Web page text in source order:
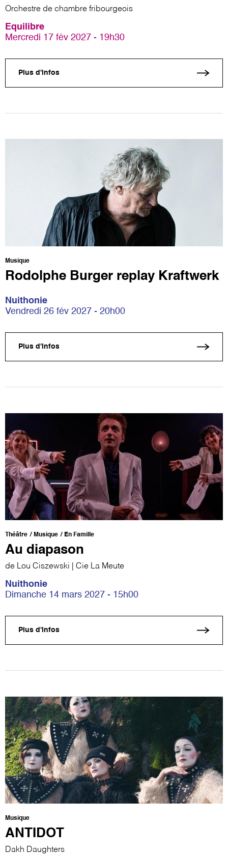
Orchestre de chambre fribourgeois
Equilibre
Mercredi 17 fév 2027 - 19h30
Plus d'infos
Musique
Rodolphe Burger replay Kraftwerk
Nuithonie
Vendredi 26 fév 2027 - 20h00
Plus d'infos
Théâtre Musique En Famille
Au diapason
de Lou Ciszewski | Cie La Meute
Nuithonie
Dimanche 14 mars 2027 - 15h00
Plus d'infos
Musique
ANTIDOT
Dakh Daughters